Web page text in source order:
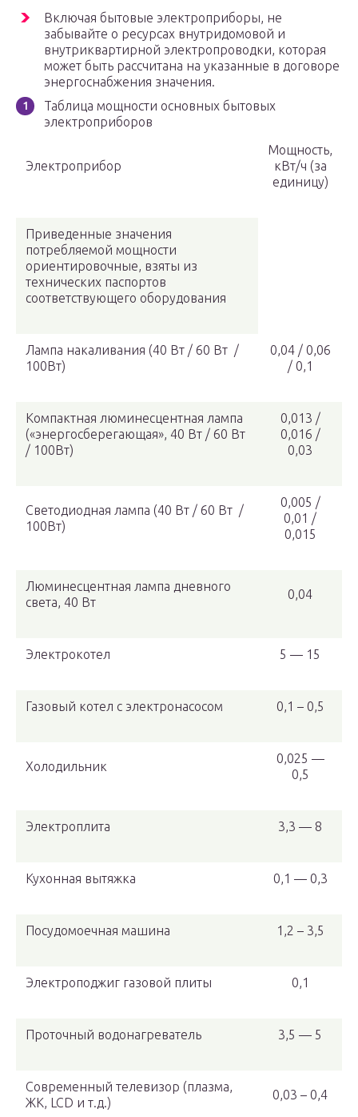
Включая бытовые электроприборы, не
забывайте о ресурсах внутридомовой и
внутриквартирной электропроводки, которая
может быть рассчитана на указанные в договоре
энергоснабжения значения.
Таблица мощности основных бытовых
электроприборов
Электроприбор
Мощность,
кВт/ч (за
единицу)
Приведенные значения
потребляемой мощности
ориентировочные, взяты из
технических паспортов
соответствующего оборудования
Лампа накаливания (40 Вт / 60 Вт /
100Вт)
0,04 / 0,06
/ 0,1
Компактная люминесцентная лампа
(«энергосберегающая», 40 Вт / 60 Вт
/ 100Вт)
0,013 /
0,016 /
0,03
Светодиодная лампа (40 Вт / 60 Вт /
100Вт)
0,005 /
0,01 /
0,015
Люминесцентная лампа дневного
света, 40 Вт
0,04
Электрокотел 5 — 15
Газовый котел с электронасосом 0,1 – 0,5
Холодильник
0,025 —
0,5
Электроплита 3,3 — 8
Кухонная вытяжка 0,1 — 0,3
Посудомоечная машина 1,2 – 3,5
Электроподжиг газовой плиты 0,1
Проточный водонагреватель 3,5 — 5
Современный телевизор (плазма,
ЖК, LCD и т.д.)
0,03 – 0,4